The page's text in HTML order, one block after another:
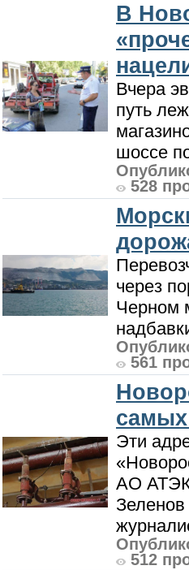
В
Вчера
путь
шоссе
528
через
Черном
561
Эти
АО АТЭК
Зеленов
512